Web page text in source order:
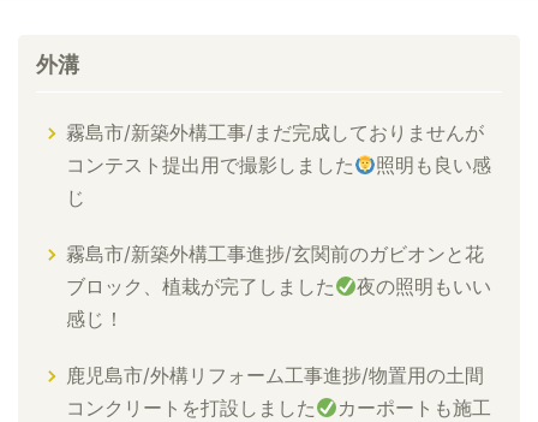
外溝
霧島市/新築外構工事/まだ完成しておりませんが
コンテスト提出用で撮影しました
照明も良い感
じ
霧島市/新築外構工事進捗/玄関前のガビオンと花
ブロック、植栽が完了しました
夜の照明もいい
感じ！
鹿児島市/外構リフォーム工事進捗/物置用の土間
コンクリートを打設しました
カーポートも施工